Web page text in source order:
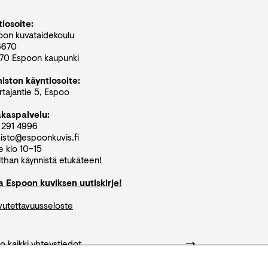
kuvataidekoulu
Espoon kaupunki
käyntiosoite:
5, Espoo
4996
klo 10–15
käynnistä etukäteen!
Espoon kuviksen uutiskirje!
kaikki yhteystiedot